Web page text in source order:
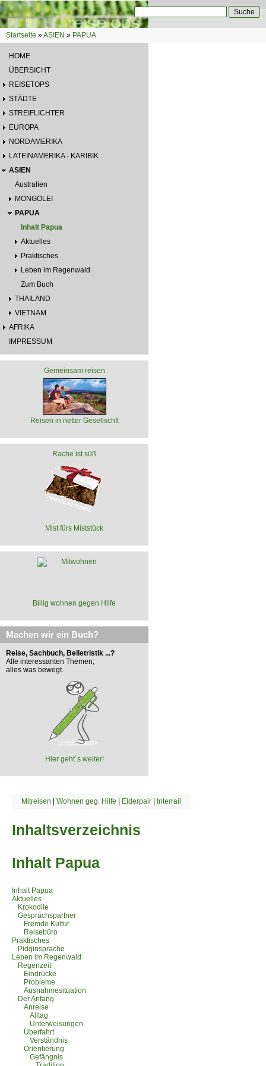
Direkt zum Inhalt
Suchformular
Sie sind hier
Startseite »ASIEN » PAPUA
HOME
ÜBERSICHT
REISETOPS
STÄDTE
STREIFLICHTER
EUROPA
NORDAMERIKA
LATEINAMERIKA - KARIBIK
ASIEN
Australien
MONGOLEI
PAPUA
Inhalt Papua
Aktuelles
Praktisches
Leben im Regenwald
Zum Buch
THAILAND
VIETNAM
AFRIKA
IMPRESSUM
Gemeinsam reisen
Reisen in netter Gesellschft
Rache ist süß
Mist fürs Miststück
Billig wohnen gegen Hilfe
Machen wir ein Buch?
Reise, Sachbuch, Belletristik ...?
Alle interessanten Themen;
alles was bewegt.
Hier geht´s weiter!
Mitreisen | Wohnen geg. Hilfe | Elderpair| Interrail
Inhaltsverzeichnis
Inhalt Papua
Inhalt Papua
Aktuelles
Krokodile
Gesprächspartner
Fremde Kultur
Reisebüro
Praktisches
Pidginsprache
Leben im Regenwald
Regenzeit
Eindrücke
Probleme
Ausnahmesituation
Der Anfang
Anreise
Alltag
Unterweisungen
Überfahrt
Verständnis
Orientierung
Gefängnis